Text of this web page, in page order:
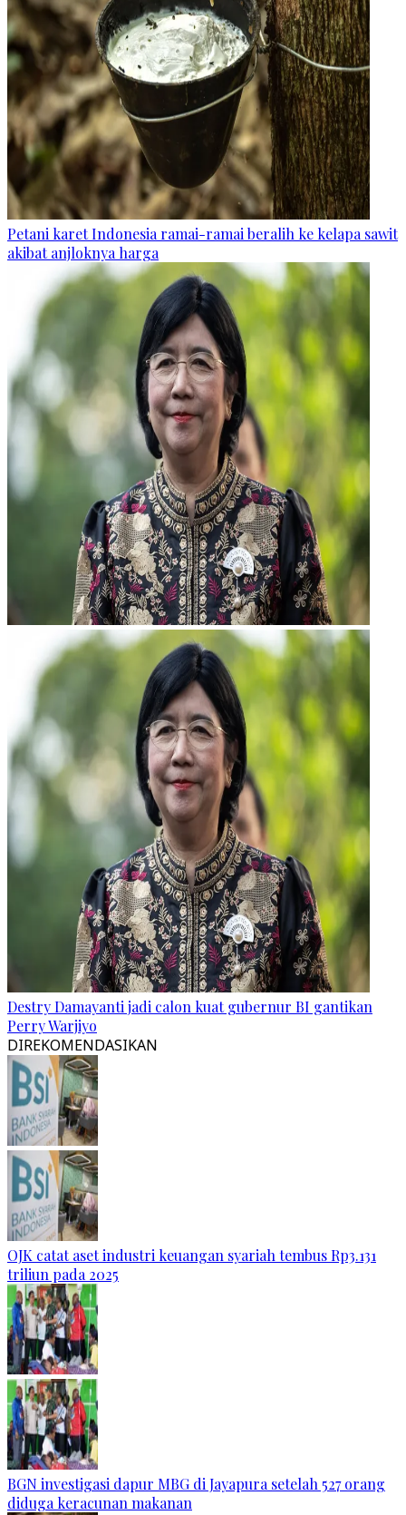
Petani karet Indonesia ramai-ramai beralih ke kelapa sawit
akibat anjloknya harga
Destry Damayanti jadi calon kuat gubernur BI gantikan
Perry Warjiyo
DIREKOMENDASIKAN
OJK catat aset industri keuangan syariah tembus Rp3.131
triliun pada 2025
BGN investigasi dapur MBG di Jayapura setelah 527 orang
diduga keracunan makanan